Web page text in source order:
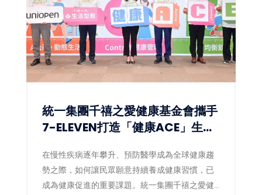
統一集團千禧之愛健康基金會攜手
7-ELEVEN打造「健康ACE」生態
在慢性疾病逐年攀升、預防醫學成為全球健康趨
勢之際，如何讓民眾願意持續養成健康習慣，已
成為健康促進的重要課題。統一集團千禧之愛健